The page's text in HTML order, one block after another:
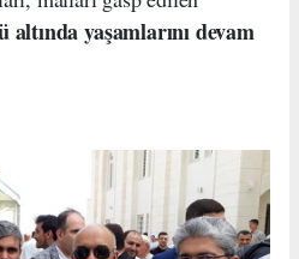
yaşamlarını devam